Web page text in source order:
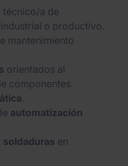
técnico/a de
o productivo.
mantenimiento
orientados al
componentes.
.
automatización
soldaduras en